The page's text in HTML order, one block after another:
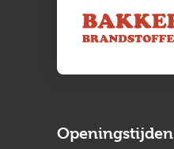
Openingstijden